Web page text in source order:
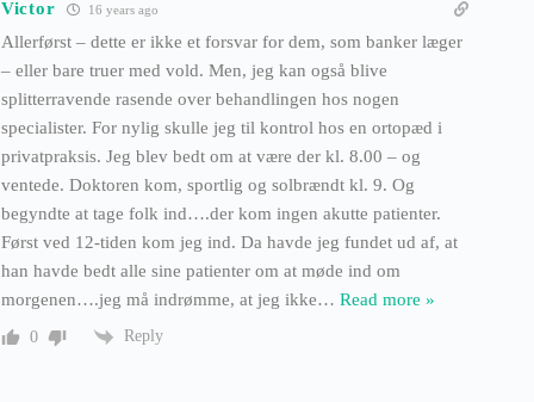
Victor 16 years ago
Allerførst – dette er ikke et forsvar for dem, som banker læger
– eller bare truer med vold. Men, jeg kan også blive
splitterravende rasende over behandlingen hos nogen
specialister. For nylig skulle jeg til kontrol hos en ortopæd i
privatpraksis. Jeg blev bedt om at være der kl. 8.00 – og
ventede. Doktoren kom, sportlig og solbrændt kl. 9. Og
begyndte at tage folk ind….der kom ingen akutte patienter.
Først ved 12-tiden kom jeg ind. Da havde jeg fundet ud af, at
han havde bedt alle sine patienter om at møde ind om
morgenen….jeg må indrømme, at jeg ikke… Read more »
0 Reply